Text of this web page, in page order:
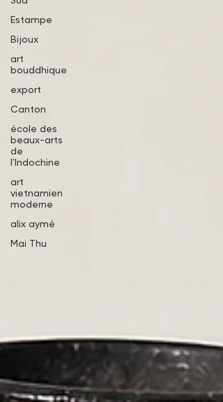
Estampe
Bijoux
art
bouddhique
export
Canton
école des
beaux-arts
de
l'Indochine
art
vietnamien
moderne
alix aymé
Mai Thu